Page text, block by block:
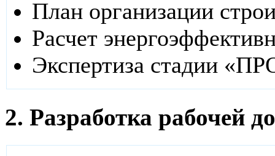
План организации
Расчет
Экспертиза стадии
2. Разработка рабочей